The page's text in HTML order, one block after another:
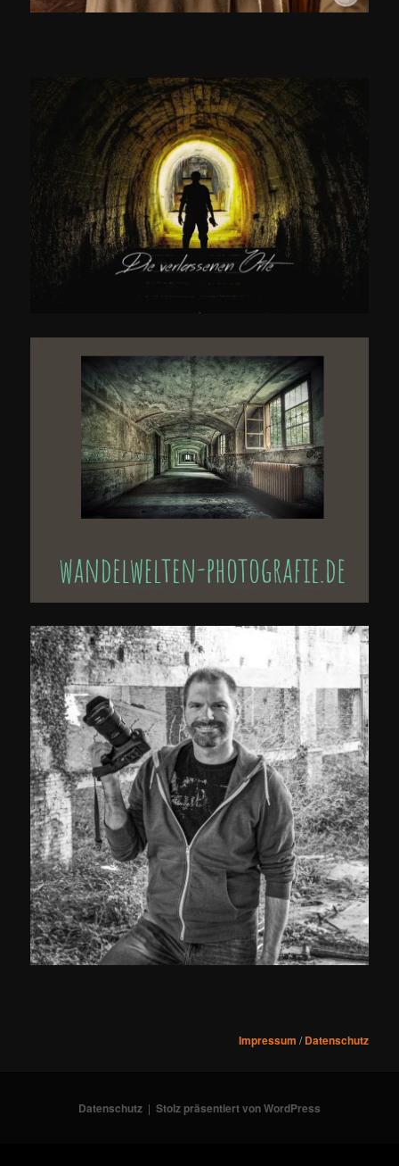
Impressum /Datenschutz
Datenschutz Stolz präsentiert von WordPress